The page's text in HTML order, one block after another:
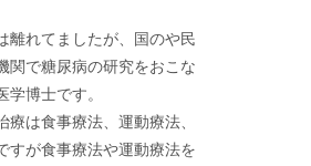
離れてましたが、国のや民
関で糖尿病の研究をおこな
学博士です。
療は食事療法、運動療法、
すが食事療法や運動療法を